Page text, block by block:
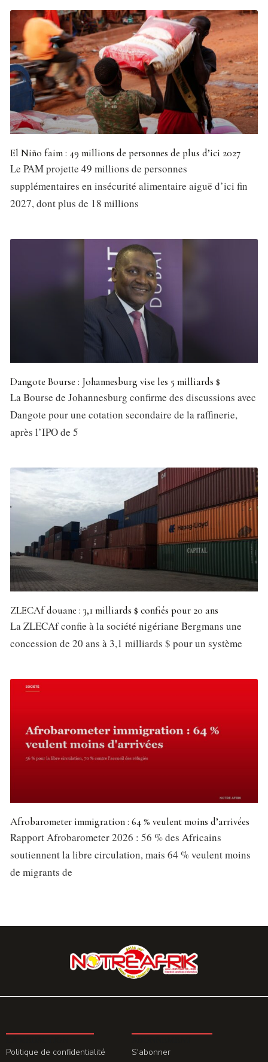
El Niño faim : 49 millions de personnes de plus d’ici 2027
Le PAM projette 49 millions de personnes
supplémentaires en insécurité alimentaire aiguë d’ici fin
2027, dont plus de 18 millions
Dangote Bourse : Johannesburg vise les 5 milliards $
La Bourse de Johannesburg confirme des discussions avec
Dangote pour une cotation secondaire de la raffinerie,
après l’IPO de 5
ZLECAf douane : 3,1 milliards $ confiés pour 20 ans
La ZLECAf confie à la société nigériane Bergmans une
concession de 20 ans à 3,1 milliards $ pour un système
Afrobarometer immigration : 64 % veulent moins d’arrivées
Rapport Afrobarometer 2026 : 56 % des Africains
soutiennent la libre circulation, mais 64 % veulent moins
de migrants de
Politique de confidentialité
S'abonner